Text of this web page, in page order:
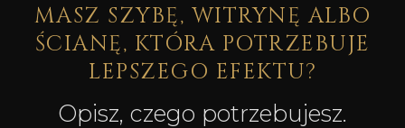
MASZ SZYBĘ, WITRYNĘ ALBO
ŚCIANĘ, KTÓRA POTRZEBUJE
LEPSZEGO EFEKTU?
Opisz, czego potrzebujesz.